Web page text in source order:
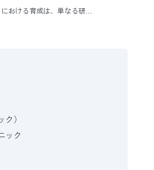
おける育成は、単なる研…
）
ック